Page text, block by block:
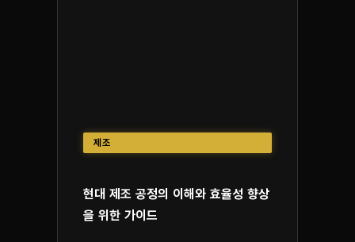
제조
현대 제조 공정의 이해와 효율성 향상
을 위한 가이드